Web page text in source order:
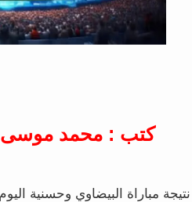
كتب : محمد موسى